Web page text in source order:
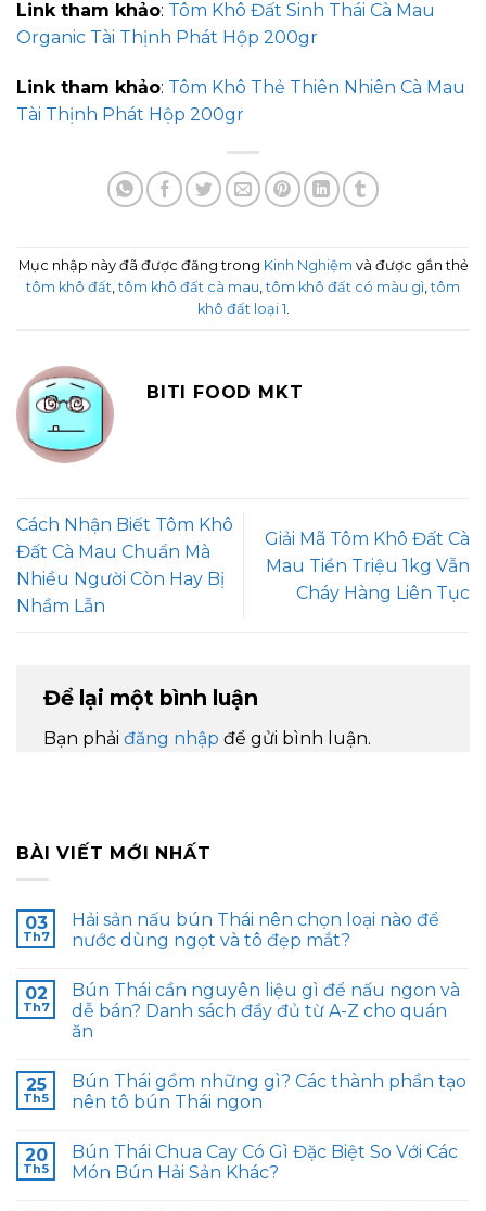
Link tham khảo: Tôm Khô Đất Sinh Thái Cà Mau
Organic Tài Thịnh Phát Hộp 200gr
Link tham khảo: Tôm Khô Thẻ Thiên Nhiên Cà Mau
Tài Thịnh Phát Hộp 200gr
Mục nhập này đã được đăng trong Kinh Nghiệm và được gắn thẻ
tôm khô đất,tôm khô đất cà mau,tôm khô đất có màu gì,tôm
khô đất loại 1.
BITI FOOD MKT
Cách Nhận Biết Tôm Khô
Đất Cà Mau Chuẩn Mà
Nhiều Người Còn Hay Bị
Nhầm Lẫn
Giải Mã Tôm Khô Đất Cà
Mau Tiền Triệu 1kg Vẫn
Cháy Hàng Liên Tục
Để lại một bình luận
Bạn phải đăng nhập để gửi bình luận.
BÀI VIẾT MỚI NHẤT
03
Th7
Hải sản nấu bún Thái nên chọn loại nào để
nước dùng ngọt và tô đẹp mắt?
02
Th7
Bún Thái cần nguyên liệu gì để nấu ngon và
dễ bán? Danh sách đầy đủ từ A-Z cho quán
ăn
25
Th5
Bún Thái gồm những gì? Các thành phần tạo
nên tô bún Thái ngon
20
Th5
Bún Thái Chua Cay Có Gì Đặc Biệt So Với Các
Món Bún Hải Sản Khác?